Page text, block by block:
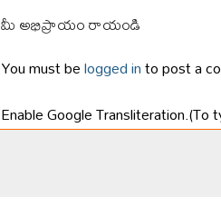
మీ అభిప్రాయం రాయండి
You must belogged into post a
Enable Google